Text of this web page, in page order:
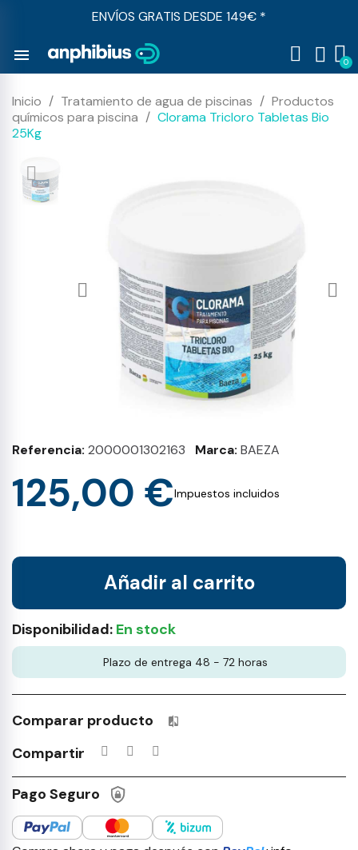
ENVÍOS GRATIS DESDE 149€ *
menu
Inicio Tratamiento de agua de piscinas
Productos
químicos para piscina
Clorama Tricloro Tabletas Bio
25Kg
Referencia 2000001302163 Marca BAEZA
125,00 €Impuestos incluidos
Añadir al carrito
Disponibilidad: En stock
Plazo de entrega 48 - 72 horas
Comparar producto Productos incluidos en tu lista
Compartir
Pago Seguro